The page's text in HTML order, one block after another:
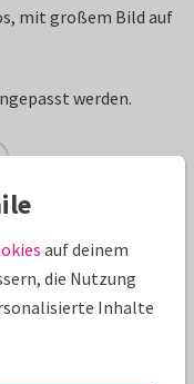
mit großem Bild auf
werden.
Papiersorten
auf deinem
die Nutzung
Inhalte